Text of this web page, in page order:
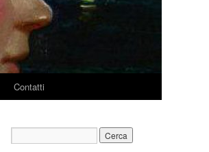
Contatti